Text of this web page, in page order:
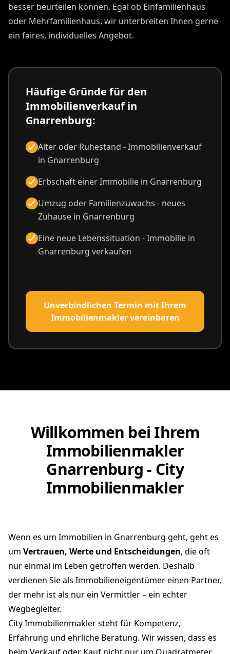
besser beurteilen können. Egal ob Einfamilienhaus
oder Mehrfamilienhaus, wir unterbreiten Ihnen gerne
ein faires, individuelles Angebot.
Häufige Gründe für den
Immobilienverkauf in
Gnarrenburg:
Alter oder Ruhestand - Immobilienverkauf
in Gnarrenburg
Erbschaft einer Immobilie in Gnarrenburg
Umzug oder Familienzuwachs - neues
Zuhause in Gnarrenburg
Eine neue Lebenssituation - Immobilie in
Gnarrenburg verkaufen
Unverbindlichen Termin mit Ihrem
Immobilienmakler vereinbaren
Willkommen bei Ihrem
Immobilienmakler
Gnarrenburg - City
Immobilienmakler
Wenn es um Immobilien in Gnarrenburg geht, geht es
um Vertrauen, Werte und Entscheidungen, die oft
nur einmal im Leben getroffen werden. Deshalb
verdienen Sie als Immobilieneigentümer einen Partner,
der mehr ist als nur ein Vermittler – ein echter
Wegbegleiter.
City Immobilienmakler steht für Kompetenz,
Erfahrung und ehrliche Beratung. Wir wissen, dass es